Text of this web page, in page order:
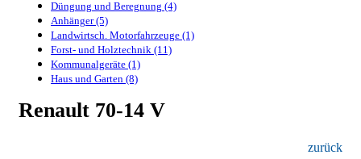
Düngung und Beregnung (4)
Anhänger (5)
Landwirtsch. Motorfahrzeuge (1)
Forst- und Holztechnik (11)
Kommunalgeräte (1)
Haus und Garten (8)
Renault 70-14 V
zurück